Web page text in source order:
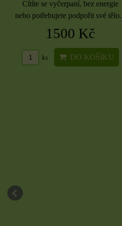
Cítíte se vyčerpaní, bez energie
nebo potřebujete podpořit své tělo...
1500 Kč
ks DO KOŠÍKU